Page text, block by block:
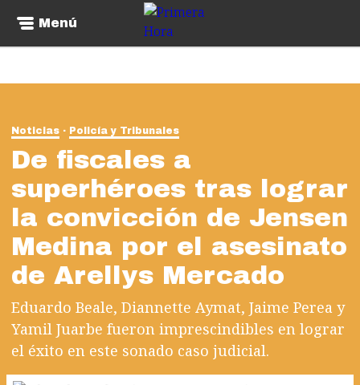
Menú
Noticias Policía y Tribunales
De fiscales a
superhéroes tras lograr
la convicción de Jensen
Medina por el asesinato
de Arellys Mercado
Eduardo Beale, Diannette Aymat, Jaime Perea y
Yamil Juarbe fueron imprescindibles en lograr
el éxito en este sonado caso judicial.